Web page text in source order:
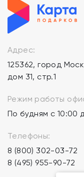
Адрес:
125362, город
дом 31, стр.1
Режим работы
По будням с 10:00
Телефоны:
8 (800) 302-03-72
8 (495) 955-90-72